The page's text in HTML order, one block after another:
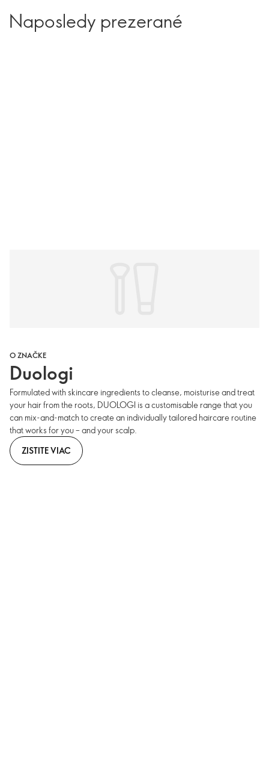
Naposledy prezerané
O ZNAČKE
Duologi
Formulated with skincare ingredients to cleanse, moisturise and treat
your hair from the roots, DUOLOGI is a customisable range that you
can mix-and-match to create an individually tailored haircare routine
that works for you – and your scalp.
ZISTITE VIAC